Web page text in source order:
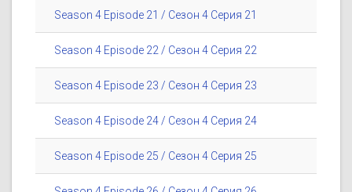
Season 4 Episode 21 / Сезон 4 Серия 21
Season 4 Episode 22 / Сезон 4 Серия 22
Season 4 Episode 23 / Сезон 4 Серия 23
Season 4 Episode 24 / Сезон 4 Серия 24
Season 4 Episode 25 / Сезон 4 Серия 25